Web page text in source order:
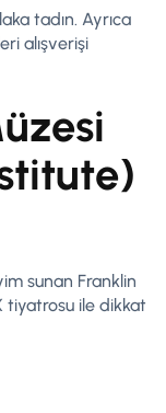
tadın. Ayrıca
alışverişi
sunan Franklin
tiyatrosu ile dikkat